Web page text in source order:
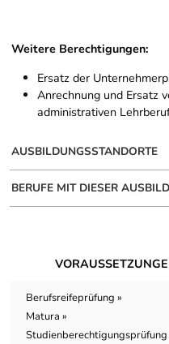
Weitere Berechtigungen:
Ersatz der
Anrechnung und Ersatz
administrativen
AUSBILDUNGSSTANDORTE
BERUFE MIT DIESER
Berufsreifeprüfung »
Matura »
Studienberechtigungsprüfung